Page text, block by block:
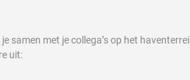
samen met je collega’s op het
uit: